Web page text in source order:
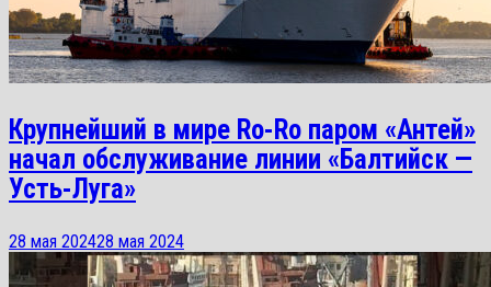
Крупнейший в мире Ro-Ro паром «Антей»
начал обслуживание линии «Балтийск —
Усть-Луга»
28 мая 202428 мая 2024